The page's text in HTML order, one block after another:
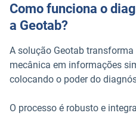
Como funciona o
a Geotab?
A solução Geotab
mecânica em informações
colocando o poder do
O processo é robusto e